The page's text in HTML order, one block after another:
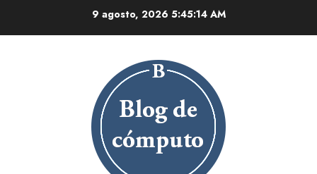
9 agosto, 2026 5:45:15 AM